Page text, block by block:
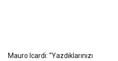
Mauro Icardi: “Yazdıklarınızı